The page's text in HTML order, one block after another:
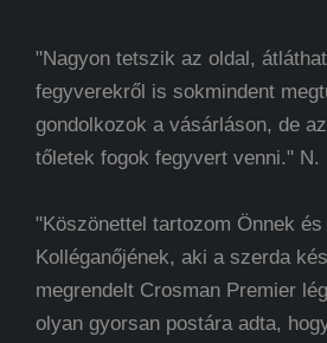
"Nagyon tetszik az oldal,
fegyverekről is sokmindent
gondolkozok a vásárláson, de
tőletek fogok fegyvert venni." N.
"Köszönettel tartozom Önnek és
Kolléganőjének, aki a szerda
megrendelt Crosman Premier
olyan gyorsan postára adta,